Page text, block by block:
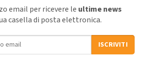
email per ricevere le ultime news
casella di posta elettronica.
ISCRIVITI